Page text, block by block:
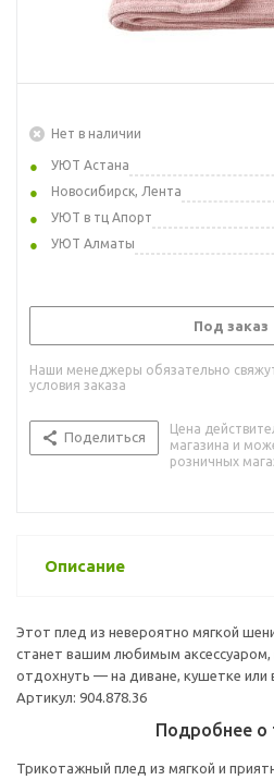
Нет в наличии
УЮТ Астана
Новосибирск, Лента
УЮТ в тц Апорт
УЮТ Алматы
Под заказ
Наши менеджеры обязательно
условия заказа
Поделиться
Цена
магазина и
розничных
Описание
Этот плед из невероятно мягкой
станет вашим любимым
отдохнуть — на диване, кушетке или
Артикул: 904.878.36
Подробнее о
Трикотажный плед из мягкой и